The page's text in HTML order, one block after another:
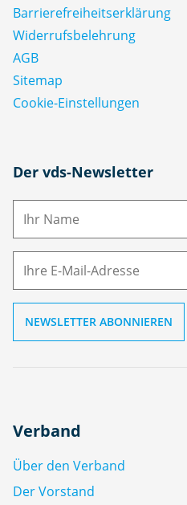
Barrierefreiheitserklärung
Widerrufsbelehrung
AGB
Sitemap
Cookie-Einstellungen
Der vds-Newsletter
N
M
Verband
Über den Verband
Der Vorstand